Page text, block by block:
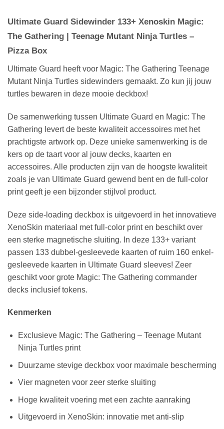
Ultimate Guard Sidewinder 133+ Xenoskin Magic:
The Gathering | Teenage Mutant Ninja Turtles –
Pizza Box
Ultimate Guard heeft voor Magic: The Gathering Teenage
Mutant Ninja Turtles sidewinders gemaakt. Zo kun jij jouw
turtles bewaren in deze mooie deckbox!
De samenwerking tussen Ultimate Guard en Magic: The
Gathering levert de beste kwaliteit accessoires met het
prachtigste artwork op. Deze unieke samenwerking is de
kers op de taart voor al jouw decks, kaarten en
accessoires. Alle producten zijn van de hoogste kwaliteit
zoals je van Ultimate Guard gewend bent en de full-color
print geeft je een bijzonder stijlvol product.
Deze side-loading deckbox is uitgevoerd in het innovatieve
XenoSkin materiaal met full-color print en beschikt over
een sterke magnetische sluiting. In deze 133+ variant
passen 133 dubbel-gesleevede kaarten of ruim 160 enkel-
gesleevede kaarten in Ultimate Guard sleeves! Zeer
geschikt voor grote Magic: The Gathering commander
decks inclusief tokens.
Kenmerken
Exclusieve Magic: The Gathering – Teenage Mutant
Ninja Turtles print
Duurzame stevige deckbox voor maximale bescherming
Vier magneten voor zeer sterke sluiting
Hoge kwaliteit voering met een zachte aanraking
Uitgevoerd in XenoSkin: innovatie met anti-slip